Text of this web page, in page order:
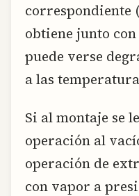
correspondiente
obtiene junto con
puede verse
a las
Si al montaje se
operación al
operación de
con vapor a